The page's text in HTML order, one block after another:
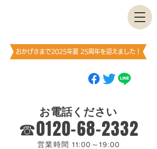
おかげさまで2025年夏 25周年を迎えました！
お電話ください
☎0120-68-2332
営業時間 11:00～19:00